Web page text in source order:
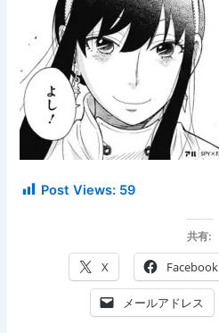
Post Views: 59
共有:
X Facebook
メールアドレス